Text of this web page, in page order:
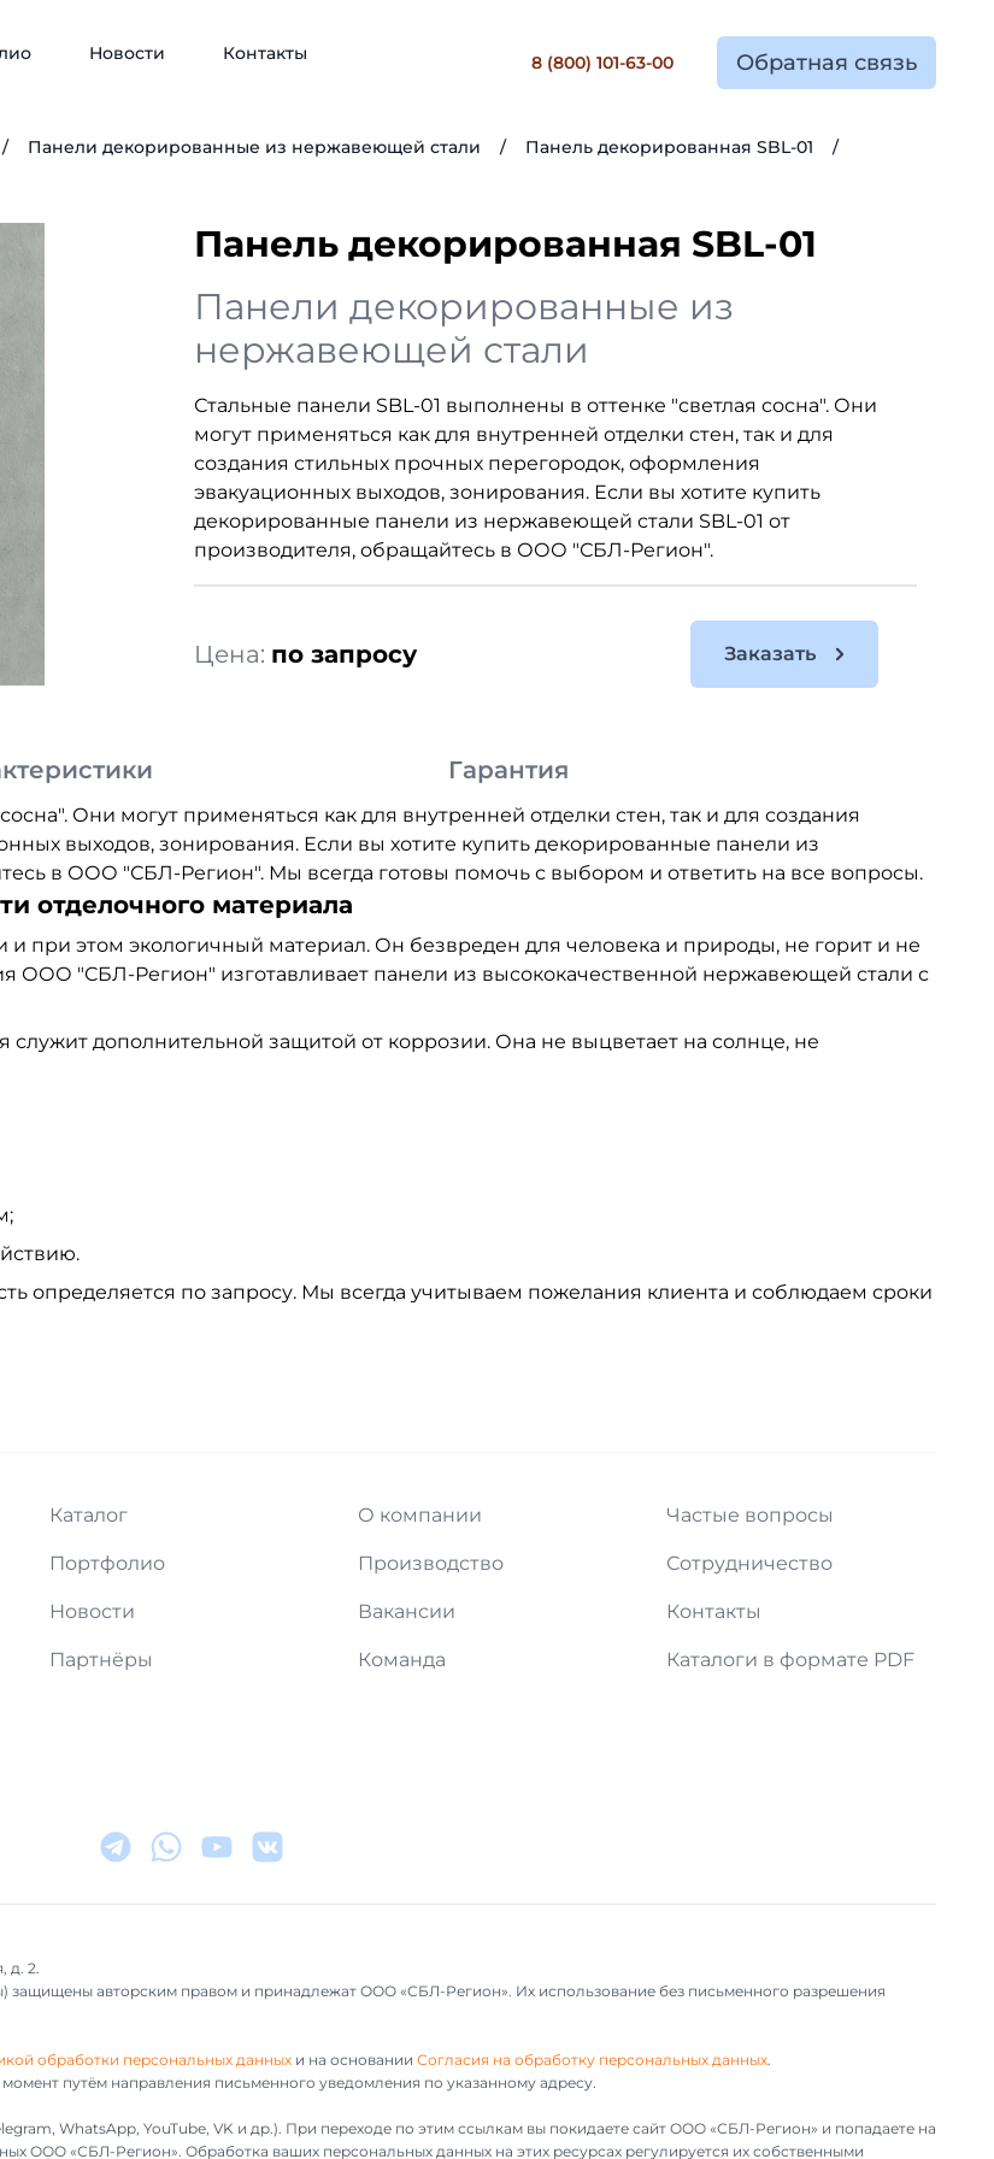
Новости Контакты 8 (800) 101-63-00 Обратная связь
/ Панели декорированные из нержавеющей стали / Панель декорированная SBL-01 /
Панель декорированная SBL-01
Панели декорированные из
нержавеющей стали
Стальные панели SBL-01 выполнены в оттенке "светлая сосна". Они
могут применяться как для внутренней отделки стен, так и для
создания стильных прочных перегородок, оформления
эвакуационных выходов, зонирования. Если вы хотите купить
декорированные панели из нержавеющей стали SBL-01 от
производителя, обращайтесь в ООО "СБЛ-Регион".
Цена: по запросу Заказать
Гарантия
Они могут применяться как для внутренней отделки стен, так и для создания
выходов, зонирования. Если вы хотите купить декорированные панели из
в ООО "СБЛ-Регион". Мы всегда готовы помочь с выбором и ответить на все вопросы.
отделочного материала
при этом экологичный материал. Он безвреден для человека и природы, не горит и не
ООО "СБЛ-Регион" изготавливает панели из высококачественной нержавеющей стали с
служит дополнительной защитой от коррозии. Она не выцветает на солнце, не
определяется по запросу. Мы всегда учитываем пожелания клиента и соблюдаем сроки
Каталог
Портфолио
Новости
Партнёры
О компании
Производство
Вакансии
Команда
Частые вопросы
Сотрудничество
Контакты
Каталоги в формате PDF
д. 2.
защищены авторским правом и принадлежат ООО «СБЛ-Регион». Их использование без письменного разрешения
обработки персональных данных и на основании Согласия на обработку персональных данных.
путём направления письменного уведомления по указанному адресу.
WhatsApp, YouTube, VK и др.). При переходе по этим ссылкам вы покидаете сайт ООО «СБЛ-Регион» и попадаете на
ООО «СБЛ-Регион». Обработка ваших персональных данных на этих ресурсах регулируется их собственными